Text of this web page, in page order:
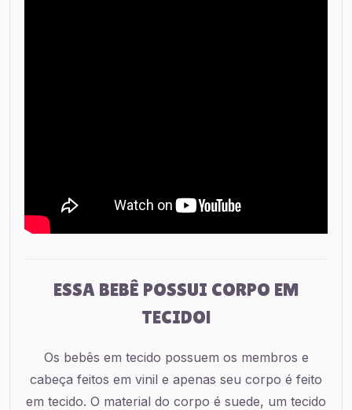
ESSA BEBÊ POSSUI CORPO EM
TECIDO!
Os bebês em tecido possuem os membros e
cabeça feitos em vinil e apenas seu corpo é feito
em tecido. O material do corpo é suede, um tecido